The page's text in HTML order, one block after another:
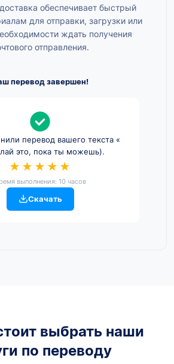
обеспечивает быстрый
для отправки, загрузки или
ждать получения
отправления.
перевод завершен!
перевод вашего текста «
это, пока ты можешь).
★★★★★
выполнения: 10 часов
Скачать
выбрать наши
по переводу